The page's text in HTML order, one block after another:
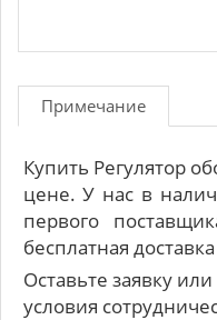
Примечание
Купить Регулятор
цене. У нас в
первого
бесплатная
Оставьте заявку
условия